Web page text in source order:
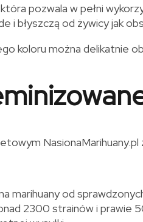
pozwala w pełni
i błyszczą od żywicy jak
koloru można delikatnie
NasionaMarihuany.pl
marihuany od
2300 strainów i prawie